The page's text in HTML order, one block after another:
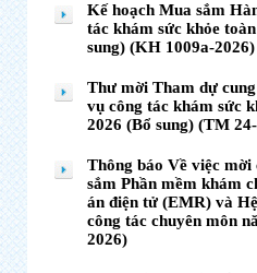
Kế hoạch Mua sắm
tác khám sức khỏe
sung) (KH 1009a-2026)
Thư mời Tham dự
vụ công tác khám sức
2026 (Bổ sung) (TM
Thông báo Về việc mời
sắm Phần mềm khám
án điện tử (EMR) và
công tác chuyên môn
2026)